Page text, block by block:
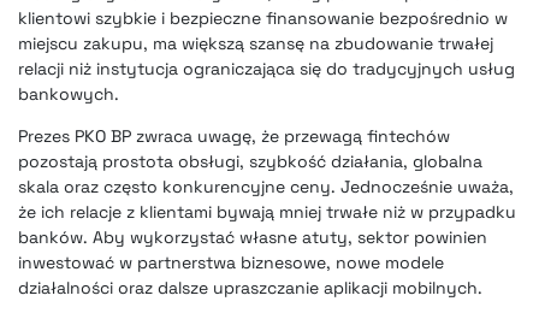
klientowi szybkie i bezpieczne finansowanie bezpośrednio w
miejscu zakupu, ma większą szansę na zbudowanie trwałej
relacji niż instytucja ograniczająca się do tradycyjnych usług
bankowych.
Prezes PKO BP zwraca uwagę, że przewagą fintechów
pozostają prostota obsługi, szybkość działania, globalna
skala oraz często konkurencyjne ceny. Jednocześnie uważa,
że ich relacje z klientami bywają mniej trwałe niż w przypadku
banków. Aby wykorzystać własne atuty, sektor powinien
inwestować w partnerstwa biznesowe, nowe modele
działalności oraz dalsze upraszczanie aplikacji mobilnych.